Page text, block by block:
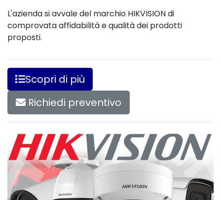
L'azienda si avvale del marchio HIKVISION di
comprovata affidabilità e qualità dei prodotti
proposti.
Scopri di più
Richiedi preventivo